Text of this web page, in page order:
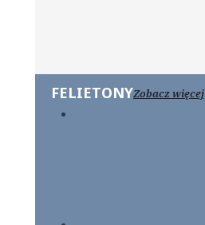
FELIETONYZobacz więcej